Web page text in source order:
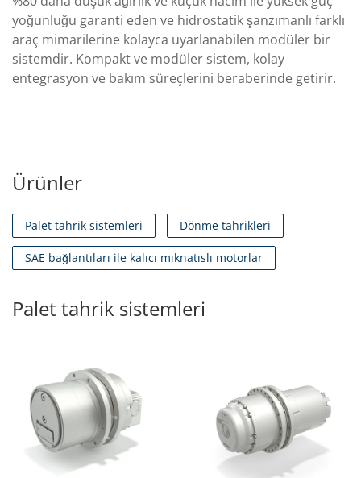
yoğunluğu garanti eden ve hidrostatik şanzımanlı farklı
araç mimarilerine kolayca uyarlanabilen modüler bir
sistemdir. Kompakt ve modüler sistem, kolay
entegrasyon ve bakım süreçlerini beraberinde getirir.
Ürünler
Palet tahrik sistemleri Dönme tahrikleri
SAE bağlantıları ile kalıcı mıknatıslı motorlar
Palet tahrik sistemleri